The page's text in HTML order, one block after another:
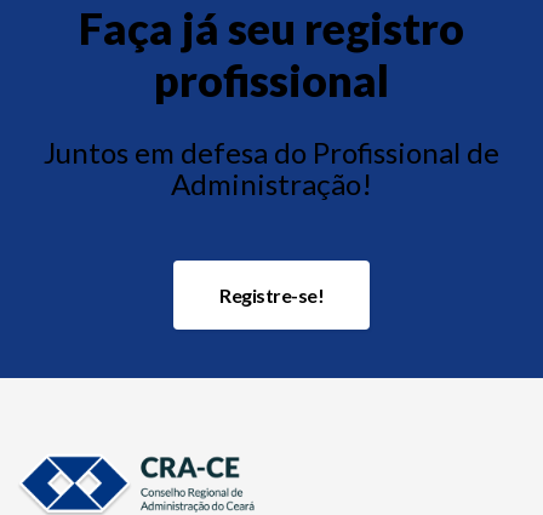
Faça já seu registro
profissional
Juntos em defesa do Profissional de
Administração!
Registre-se!